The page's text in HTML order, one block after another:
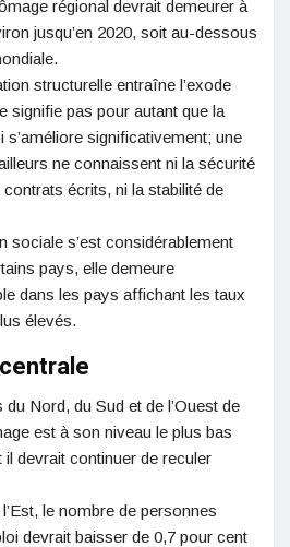
régional devrait demeurer à
jusqu’en 2020, soit au-dessous
structurelle entraîne l’exode
signifie pas pour autant que la
s’améliore significativement; une
ne connaissent ni la sécurité
contrats écrits, ni la stabilité de
sociale s’est considérablement
pays, elle demeure
dans les pays affichant les taux
élevés.
Nord, du Sud et de l’Ouest de
est à son niveau le plus bas
il devrait continuer de reculer
le nombre de personnes
devrait baisser de 0,7 pour cent